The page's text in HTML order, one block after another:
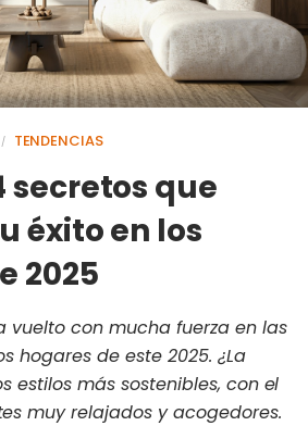
/ TENDENCIAS
secretos que
éxito en los
2025
vuelto con mucha fuerza en las
hogares de este 2025. ¿La
estilos más sostenibles, con el
muy relajados y acogedores.